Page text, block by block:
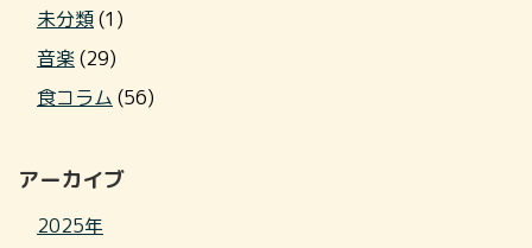
未分類(1)
音楽(29)
食コラム (56)
アーカイブ
2025年